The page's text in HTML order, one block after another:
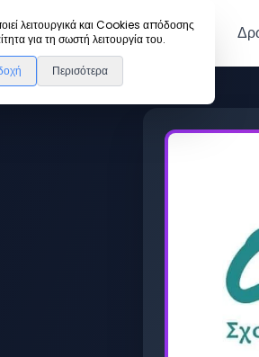
λειτουργικά και Cookies απόδοσης
για τη σωστή λειτουργία του.
Περισότερα
Μέλη